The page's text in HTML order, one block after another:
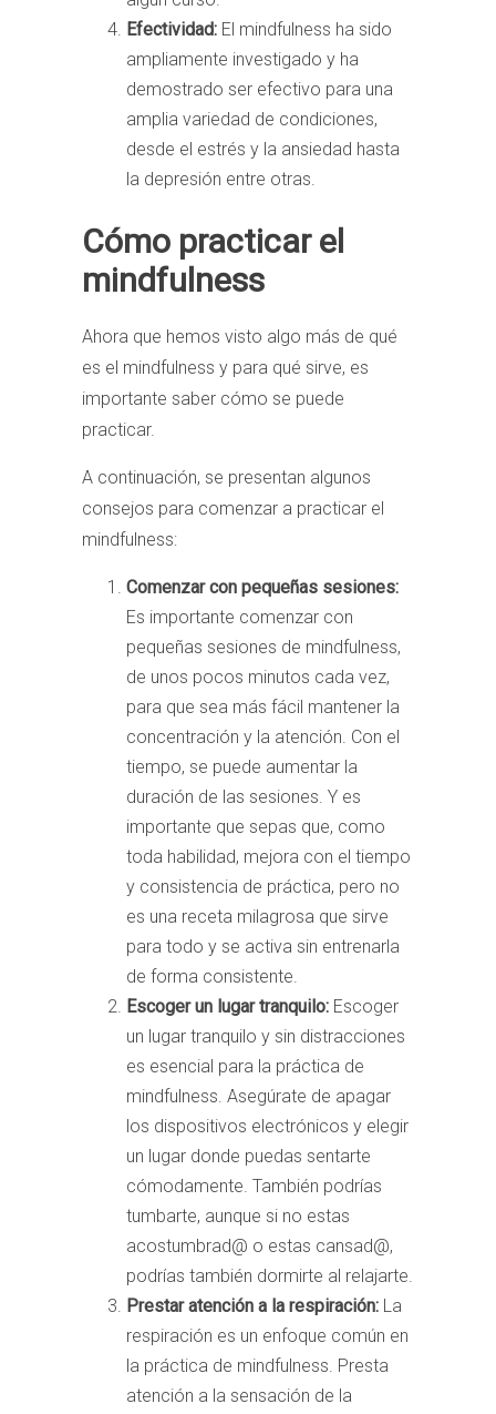
Efectividad: El mindfulness ha sido
ampliamente investigado y ha
demostrado ser efectivo para una
amplia variedad de condiciones,
desde el estrés y la ansiedad hasta
la depresión entre otras.
Cómo practicar el
mindfulness
Ahora que hemos visto algo más de qué
es el mindfulness y para qué sirve, es
importante saber cómo se puede
practicar.
A continuación, se presentan algunos
consejos para comenzar a practicar el
mindfulness:
Comenzar con pequeñas sesiones:
Es importante comenzar con
pequeñas sesiones de mindfulness,
de unos pocos minutos cada vez,
para que sea más fácil mantener la
concentración y la atención. Con el
tiempo, se puede aumentar la
duración de las sesiones. Y es
importante que sepas que, como
toda habilidad, mejora con el tiempo
y consistencia de práctica, pero no
es una receta milagrosa que sirve
para todo y se activa sin entrenarla
de forma consistente.
Escoger un lugar tranquilo: Escoger
un lugar tranquilo y sin distracciones
es esencial para la práctica de
mindfulness. Asegúrate de apagar
los dispositivos electrónicos y elegir
un lugar donde puedas sentarte
cómodamente. También podrías
tumbarte, aunque si no estas
acostumbrad@ o estas cansad@,
podrías también dormirte al relajarte.
Prestar atención a la respiración: La
respiración es un enfoque común en
la práctica de mindfulness. Presta
atención a la sensación de la